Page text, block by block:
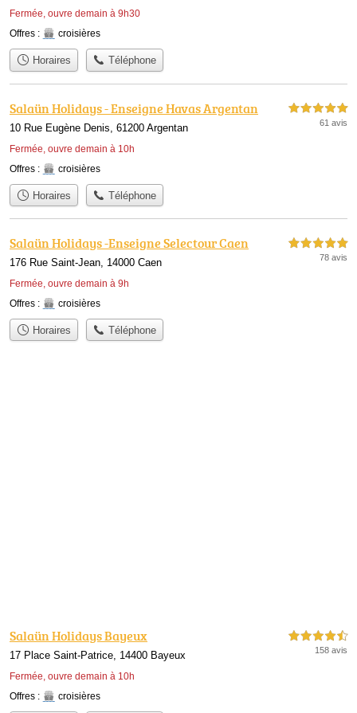
Fermée, ouvre demain à 9h30
Offres : croisières
Horaires Téléphone
Salaün Holidays - Enseigne Havas Argentan
10 Rue Eugène Denis, 61200 Argentan
Fermée, ouvre demain à 10h
5,0 étoiles sur 5
61 avis
Offres : croisières
Horaires Téléphone
Salaün Holidays -Enseigne Selectour Caen
176 Rue Saint-Jean, 14000 Caen
Fermée, ouvre demain à 9h
5,0 étoiles sur 5
78 avis
Offres : croisières
Horaires Téléphone
Salaün Holidays Bayeux
17 Place Saint-Patrice, 14400 Bayeux
Fermée, ouvre demain à 10h
4,5 étoiles sur 5
158 avis
Offres : croisières